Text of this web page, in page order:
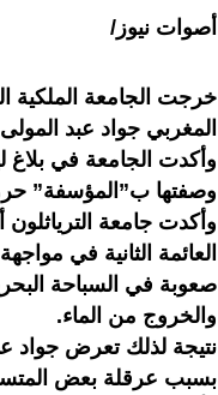
أصوات نيوز/
خرجت الجامعة الملكية
المغربي جواد عبد المولى
وأكدت الجامعة في بلاغ
وصفتها ب”المؤسفة”
وأكدت جامعة
صعوبة في السباحة
والخروج من الماء.
بسبب عرقلة بعض